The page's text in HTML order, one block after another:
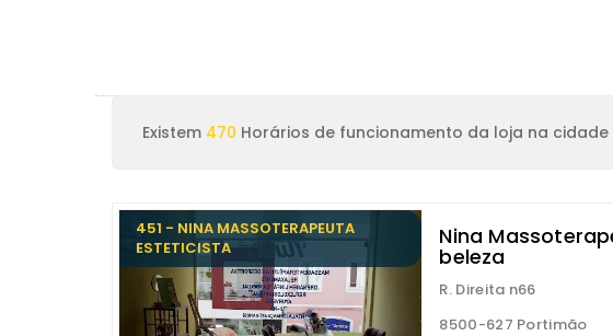
Existem 470 Horários de funcionamento da loja na cidade
451 - NINA MASSOTERAPEUTA
ESTETICISTA
Nina
beleza
R. Direita n66
8500-627 Portimão